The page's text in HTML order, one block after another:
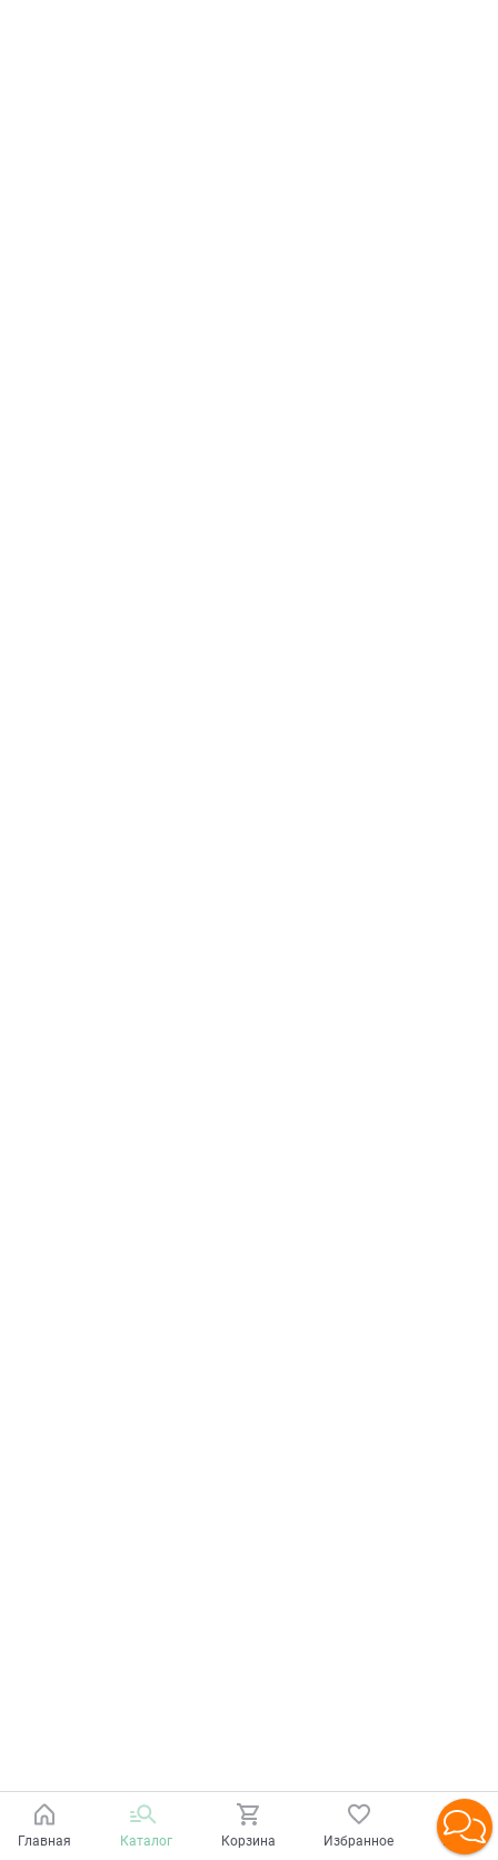
Главная Каталог Корзина Избранное Войти